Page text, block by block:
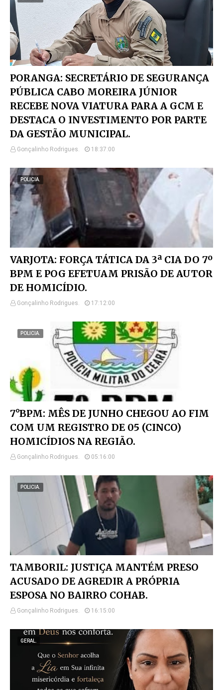
PORANGA: SECRETÁRIO DE SEGURANÇA
PÚBLICA CABO MOREIRA JÚNIOR
RECEBE NOVA VIATURA PARA A GCM E
DESTACA O INVESTIMENTO POR PARTE
DA GESTÃO MUNICIPAL.
Gonçalinho Rodrigues. 18:37:00
POLICIA.
VARJOTA: FORÇA TÁTICA DA 3ª CIA DO 7º
BPM E POG EFETUAM PRISÃO DE AUTOR
DE HOMICÍDIO.
Gonçalinho Rodrigues. 17:12:00
POLICIA.
7°BPM: MÊS DE JUNHO CHEGOU AO FIM
COM UM REGISTRO DE 05 (CINCO)
HOMICÍDIOS NA REGIÃO.
Gonçalinho Rodrigues. 05:16:00
POLICIA.
TAMBORIL: JUSTIÇA MANTÉM PRESO
ACUSADO DE AGREDIR A PRÓPRIA
ESPOSA NO BAIRRO COHAB.
Gonçalinho Rodrigues. 16:15:00
GERAL.